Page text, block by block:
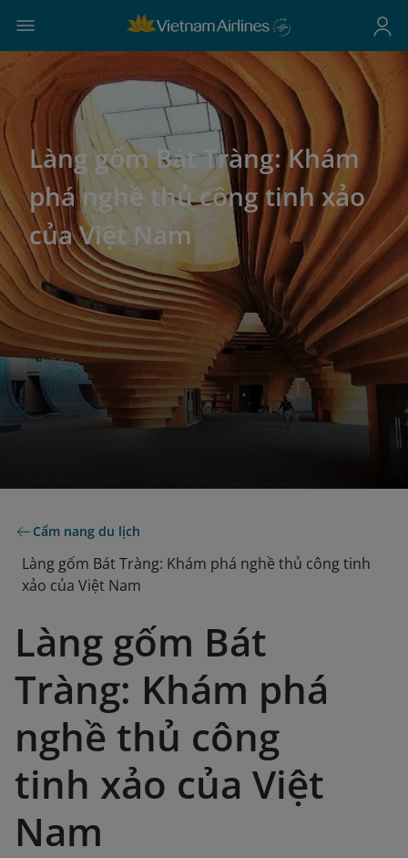
Làng gốm Bát Tràng: Khám
phá nghề thủ công tinh xảo
của Việt Nam
Cẩm nang du lịch
Làng gốm Bát Tràng: Khám phá nghề thủ công tinh
xảo của Việt Nam
Làng gốm Bát
Tràng: Khám phá
nghề thủ công
tinh xảo của Việt
Nam